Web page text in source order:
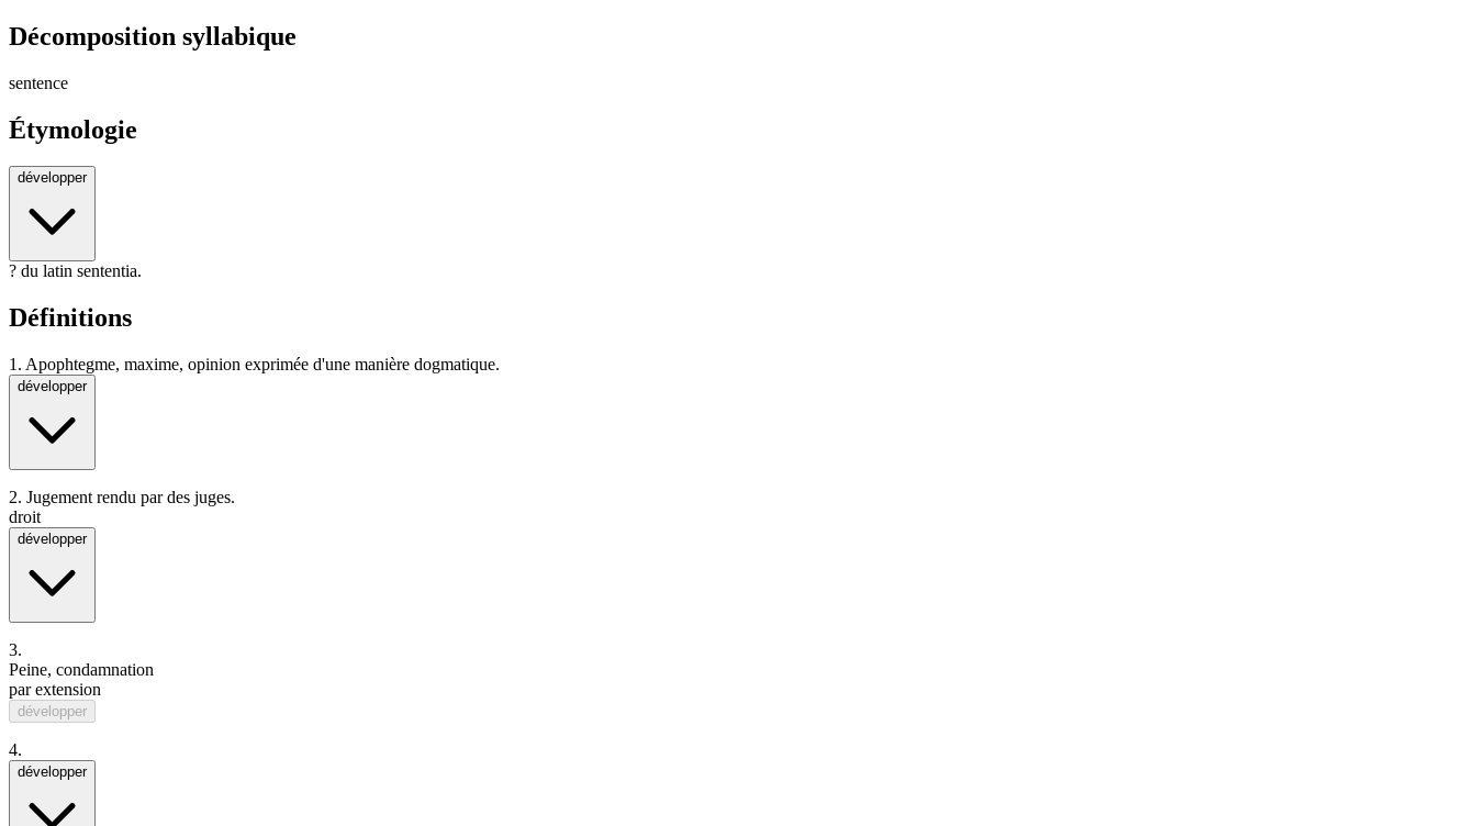
Décomposition syllabique
sentence
Étymologie
développer
? du latin sententia.
Définitions
1. Apophtegme, maxime, opinion exprimée d'une manière dogmatique.
développer
2. Jugement rendu par des juges.
droit
développer
3.
Peine, condamnation
par extension
développer
4.
développer